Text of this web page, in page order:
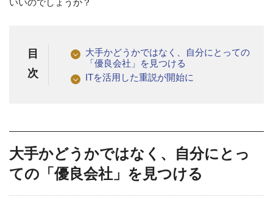
いいのでしょうか？
目
次
大手かどうかではなく、自分にとっての
「優良会社」を見つける
ITを活用した重説が開始に
大手かどうかではなく、自分にとっ
ての「優良会社」を見つける